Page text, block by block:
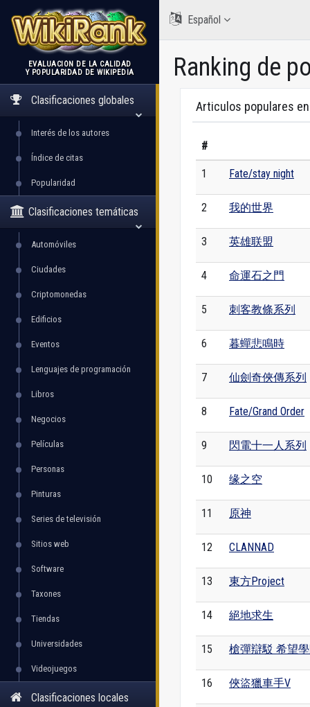
WikiRank
EVALUACIÓN DE LA CALIDAD
Y POPULARIDAD DE WIKIPEDIA
Clasificaciones globales
Interés de los autores
Índice de citas
Popularidad
Clasificaciones temáticas
Automóviles
Ciudades
Criptomonedas
Edificios
Eventos
Lenguajes de programación
Libros
Negocios
Películas
Personas
Pinturas
Series de televisión
Sitios web
Software
Taxones
Tiendas
Universidades
Videojuegos
Clasificaciones locales
Español
Ranking de
Articulos populares
#
1 Fate/stay night
2 我的世界
3 英雄联盟
4 命運石之門
5 刺客教條系列
6 暮蟬悲鳴時
7 仙劍奇俠傳系列
8 Fate/Grand Order
9 閃電十一人系列
10 缘之空
11 原神
12 CLANNAD
13 東方Project
14 絕地求生
15 槍彈辯駁 希望
16 俠盜獵車手V